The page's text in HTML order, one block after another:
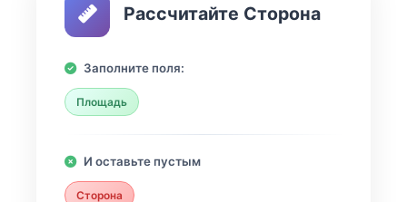
Рассчитайте Сторона
Заполните поля:
Площадь
И оставьте пустым
Сторона